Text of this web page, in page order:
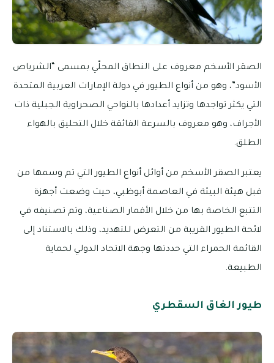
الصقر الأسخم معروف على النطاق المحلّي بمسمى “الشرياص
الأسود”، وهو من أنواع الطيور في دولة الإمارات العربية المتحدة
التي يكثر تواجدها وتزايد أعدادها بالنواحي الصحراوية الجبلية ذات
الأجراف، وهو معروف بالسرعة الفائقة خلال التحليق بالهواء
الطلق.
يعتبر الصقر الأسخم من أوائل أنواع الطيور التي تم وسمها من
قبل هيئة البيئة في العاصمة أبوظبي، حيث وضعت أجهزة
التتبع الخاصة بها من خلال الأقمار الصناعية، وتم تصنيفه في
لائحة الطيور القريبة من التعرض للتهديد، وذلك بالاستناد إلى
القائمة الحمراء التي حددتها وجهة الاتحاد الدولي لحماية
الطبيعة.
طيور الغاق السقطري